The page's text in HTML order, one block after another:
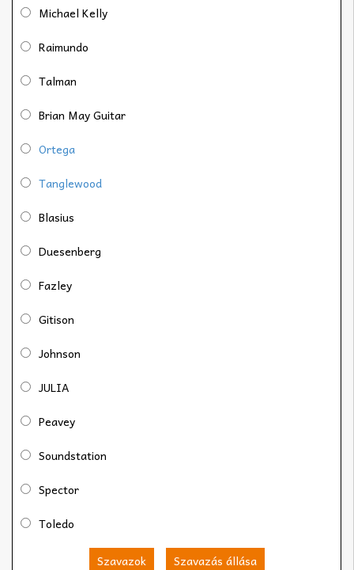
Michael Kelly
Raimundo
Talman
Brian May Guitar
Ortega
Tanglewood
Blasius
Duesenberg
Fazley
Gitison
Johnson
JULIA
Peavey
Soundstation
Spector
Toledo
Szavazok Szavazás állása